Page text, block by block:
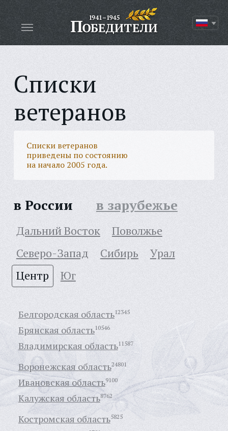
Списки
ветеранов
Списки ветеранов
приведены по состоянию
на начало 2005 года.
в России в зарубежье
Дальний Восток
Поволжье
Северо-Запад
Сибирь
Урал
Центр
Юг
Белгородская область12345
Брянская область10546
Владимирская область11587
Воронежская область24801
Ивановская область9100
Калужская область8762
Костромская область5825